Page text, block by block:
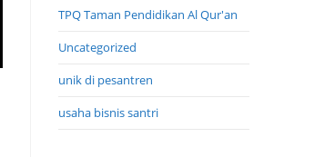
TPQ Taman Pendidikan Al Qur'an
Uncategorized
unik di pesantren
usaha bisnis santri